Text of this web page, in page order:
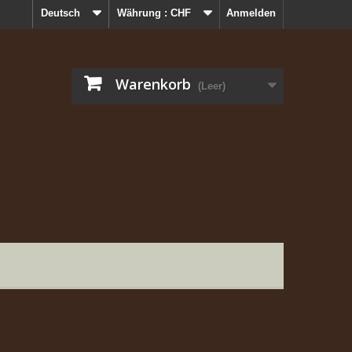
Anmelden
Währung : CHF
Deutsch
Warenkorb (Leer)